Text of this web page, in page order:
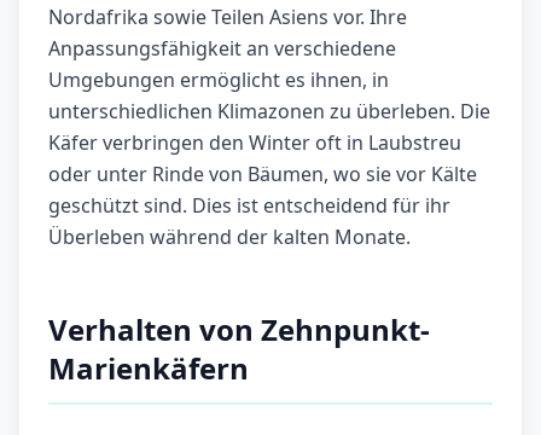
Nordafrika sowie Teilen Asiens vor. Ihre
Anpassungsfähigkeit an verschiedene
Umgebungen ermöglicht es ihnen, in
unterschiedlichen Klimazonen zu überleben. Die
Käfer verbringen den Winter oft in Laubstreu
oder unter Rinde von Bäumen, wo sie vor Kälte
geschützt sind. Dies ist entscheidend für ihr
Überleben während der kalten Monate.
Verhalten von Zehnpunkt-
Marienkäfern